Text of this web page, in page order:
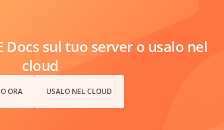
Docs sul tuo server o usalo nel
cloud
ORA USALO NEL CLOUD